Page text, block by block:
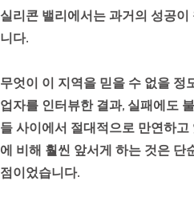
실리콘 밸리에서는 과거의 성공
니다.
무엇이 이 지역을 믿을 수 없을
업자를 인터뷰한 결과, 실패에도
들 사이에서 절대적으로 만연하
에 비해 훨씬 앞서게 하는 것은
점이었습니다.